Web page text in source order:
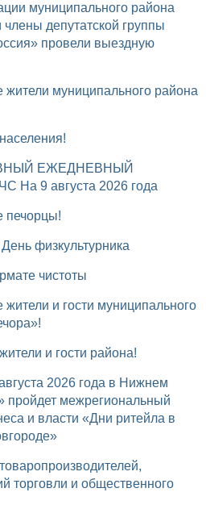
муниципального района
депутатской группы
провели выездную
На 9 августа 2026 года
печорцы!
День физкультурника
чистоты
и гости района!
пройдет межрегиональный
и власти «Дни ритейла в
торговли и общественного